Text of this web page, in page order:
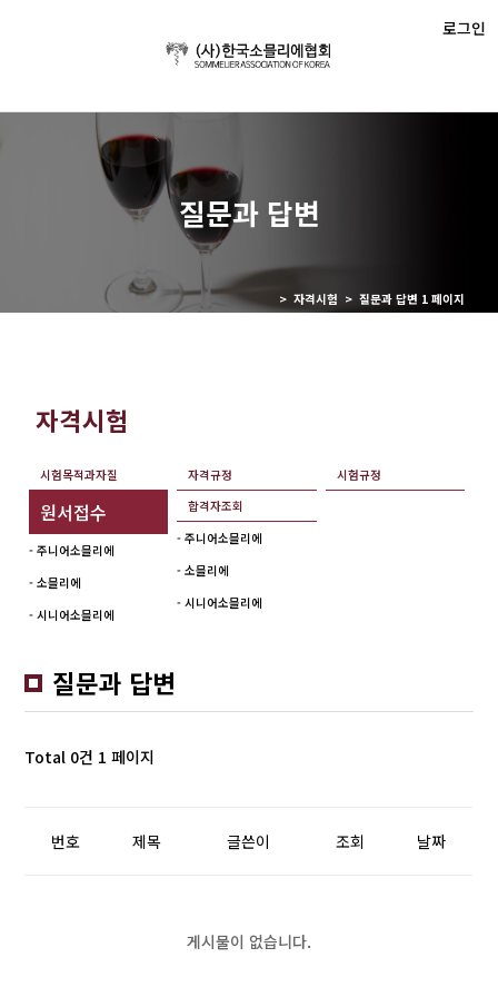
로그인
질문과 답변
> 자격시험 > 질문과 답변 1 페이지
자격시험
시험목적과자질 자격규정 시험규정
원서접수
- 주니어소믈리에
- 소믈리에
- 시니어소믈리에
합격자조회
- 주니어소믈리에
- 소믈리에
- 시니어소믈리에
질문과 답변
Total 0건 1 페이지
번호 제목 글쓴이 조회 날짜
게시물이 없습니다.